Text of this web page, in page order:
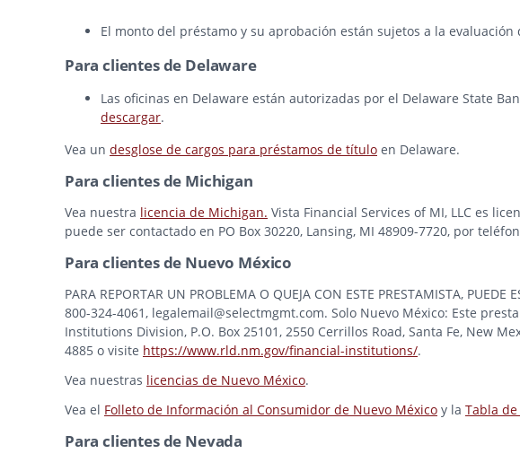
El monto del préstamo y su aprobación están sujetos a la
Para clientes de Delaware
Las oficinas en Delaware están autorizadas por el Delaware State
descargar.
Vea un desglose de cargos para préstamos de título en Delaware.
Para clientes de Michigan
Vea nuestra licencia de Michigan. Vista Financial Services of MI, LLC es
puede ser contactado en PO Box 30220, Lansing, MI 48909-7720, por
Para clientes de Nuevo México
PARA REPORTAR UN PROBLEMA O QUEJA CON ESTE PRESTAMISTA,
800-324-4061, legalemail@selectmgmt.com. Solo Nuevo México: Este
Institutions Division, P.O. Box 25101, 2550 Cerrillos Road, Santa Fe, New
4885 o visite https://www.rld.nm.gov/financial-institutions/.
Vea nuestras licencias de Nuevo México.
Vea el Folleto de Información al Consumidor de Nuevo México y la Tabla de
Para clientes de Nevada